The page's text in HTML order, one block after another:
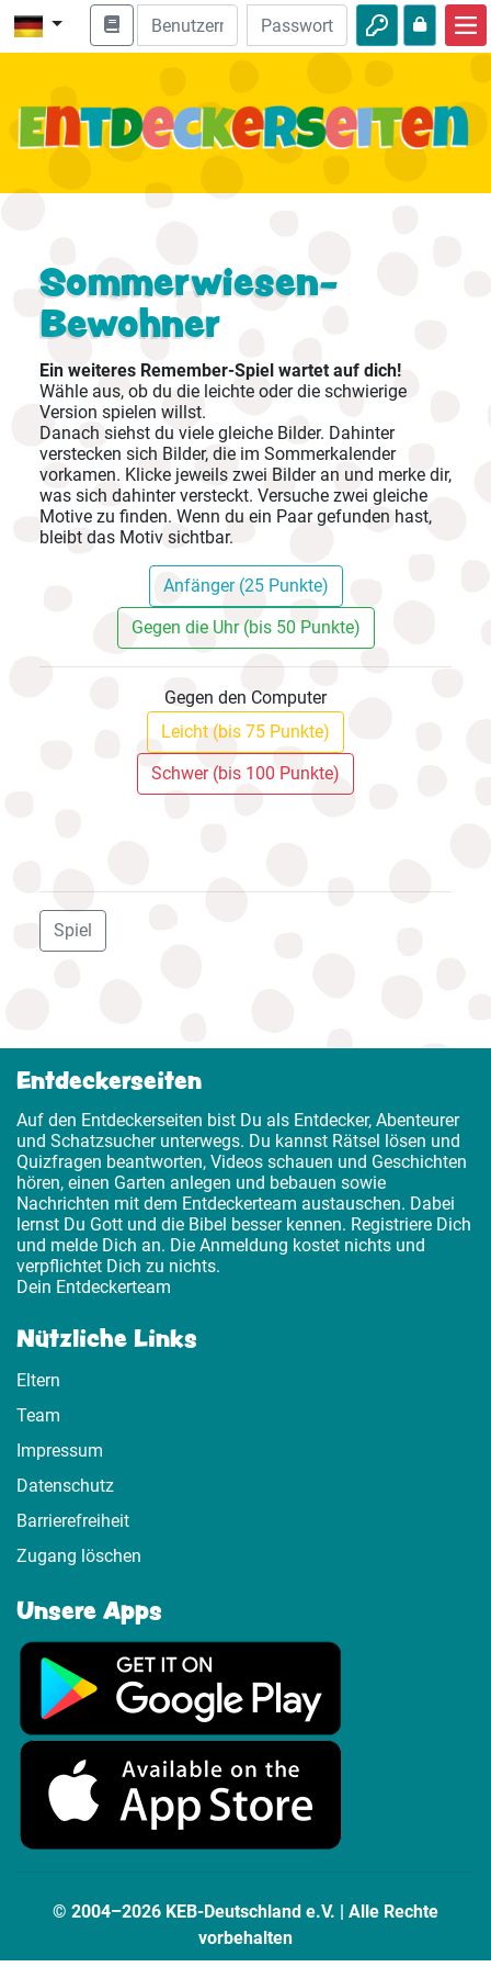
Bibel entdecken
Natur
Sommerwiesen-
Bewohner
Ein weiteres Remember-Spiel wartet auf dich!
Wähle aus, ob du die leichte oder die schwierige
Version spielen willst.
Danach siehst du viele gleiche Bilder. Dahinter
verstecken sich Bilder, die im Sommerkalender
vorkamen. Klicke jeweils zwei Bilder an und merke dir,
was sich dahinter versteckt. Versuche zwei gleiche
Motive zu finden. Wenn du ein Paar gefunden hast,
bleibt das Motiv sichtbar.
Anfänger (25 Punkte)
Gegen die Uhr (bis 50 Punkte)
Gegen den Computer
Leicht (bis 75 Punkte)
Schwer (bis 100 Punkte)
Spiel
Entdeckerseiten
Auf den Entdeckerseiten bist Du als Entdecker, Abenteurer
und Schatzsucher unterwegs. Du kannst Rätsel lösen und
Quizfragen beantworten, Videos schauen und Geschichten
hören, einen Garten anlegen und bebauen sowie
Nachrichten mit dem Entdeckerteam austauschen. Dabei
lernst Du Gott und die Bibel besser kennen. Registriere Dich
und melde Dich an. Die Anmeldung kostet nichts und
verpflichtet Dich zu nichts.
Dein Entdeckerteam
Nützliche Links
Eltern
Team
Impressum
Datenschutz
Barrierefreiheit
Zugang löschen
Unsere Apps
© 2004–2026 KEB-Deutschland e.V. | Alle Rechte
vorbehalten